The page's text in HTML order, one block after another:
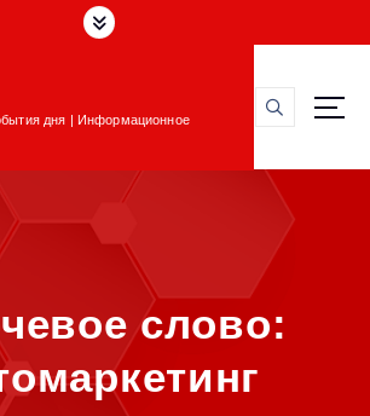
дня | Информационное
слово: